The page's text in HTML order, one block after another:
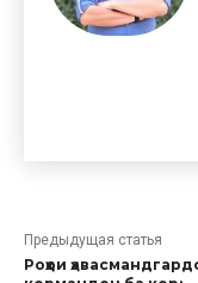
Предыдущая статья
Роҳҳои